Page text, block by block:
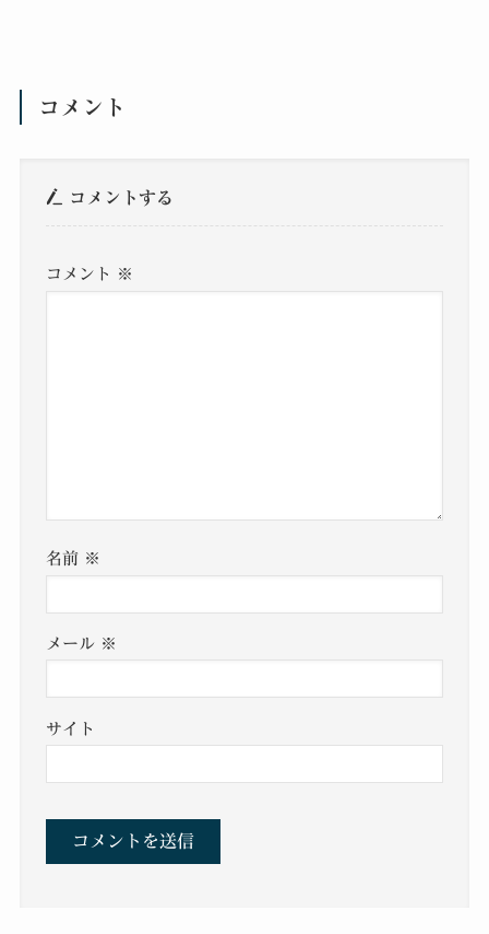
コメント
コメントする
コメント ※
名前 ※
メール ※
サイト